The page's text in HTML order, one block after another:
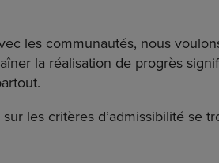
les communautés, nous
la réalisation de progrès
les critères d’admissibilité se